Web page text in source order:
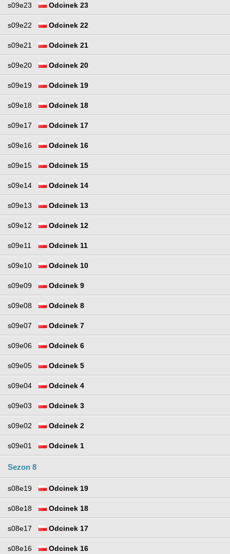
s09e23 Odcinek 23
s09e22 Odcinek 22
s09e21 Odcinek 21
s09e20 Odcinek 20
s09e19 Odcinek 19
s09e18 Odcinek 18
s09e17 Odcinek 17
s09e16 Odcinek 16
s09e15 Odcinek 15
s09e14 Odcinek 14
s09e13 Odcinek 13
s09e12 Odcinek 12
s09e11 Odcinek 11
s09e10 Odcinek 10
s09e09 Odcinek 9
s09e08 Odcinek 8
s09e07 Odcinek 7
s09e06 Odcinek 6
s09e05 Odcinek 5
s09e04 Odcinek 4
s09e03 Odcinek 3
s09e02 Odcinek 2
s09e01 Odcinek 1
Sezon 8
s08e19 Odcinek 19
s08e18 Odcinek 18
s08e17 Odcinek 17
s08e16 Odcinek 16